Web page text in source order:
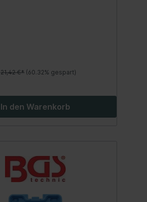
21,42 €* (60.32% gespart)
In den Warenkorb